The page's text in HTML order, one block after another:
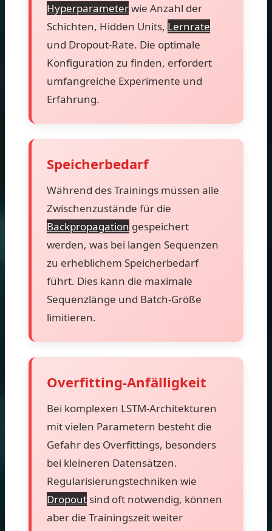
Hyperparameterwie Anzahl der
Schichten, Hidden Units, Lernrate
und Dropout-Rate. Die optimale
Konfiguration zu finden, erfordert
umfangreiche Experimente und
Erfahrung.
Speicherbedarf
Während des Trainings müssen alle
Zwischenzustände für die
Backpropagation gespeichert
werden, was bei langen Sequenzen
zu erheblichem Speicherbedarf
führt. Dies kann die maximale
Sequenzlänge und Batch-Größe
limitieren.
Overfitting-Anfälligkeit
Bei komplexen LSTM-Architekturen
mit vielen Parametern besteht die
Gefahr des Overfittings, besonders
bei kleineren Datensätzen.
Regularisierungstechniken wie
Dropout sind oft notwendig, können
aber die Trainingszeit weiter